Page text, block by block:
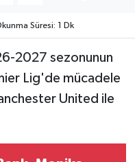
Süresi: 1 Dk
2027 sezonunun
Lig'de mücadele
United ile